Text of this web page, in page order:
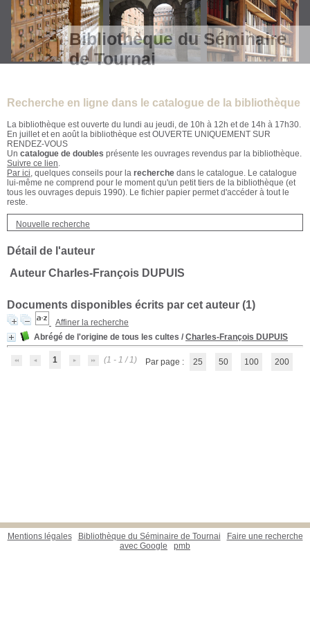
Bibliothèque du Séminaire
de Tournai
Recherche en ligne dans le catalogue de la bibliothèque
La bibliothèque est ouverte du lundi au jeudi, de 10h à 12h et de 14h à 17h30.
En juillet et en août la bibliothèque est OUVERTE UNIQUEMENT SUR
RENDEZ-VOUS
Un catalogue de doubles présente les ouvrages revendus par la bibliothèque.
Suivre ce lien.
Par ici, quelques conseils pour la recherche dans le catalogue. Le catalogue
lui-même ne comprend pour le moment qu'un petit tiers de la bibliothèque (et
tous les ouvrages depuis 1990). Le fichier papier permet d'accéder à tout le
reste.
Nouvelle recherche
Détail de l'auteur
Auteur Charles-François DUPUIS
Documents disponibles écrits par cet auteur (1)
Affiner la recherche
Abrégé de l'origine de tous les cultes / Charles-François DUPUIS
1 (1 - 1 / 1) Par page : 25 50 100 200
Mentions légales Bibliothèque du Séminaire de Tournai
Faire une recherche
avec Google
pmb